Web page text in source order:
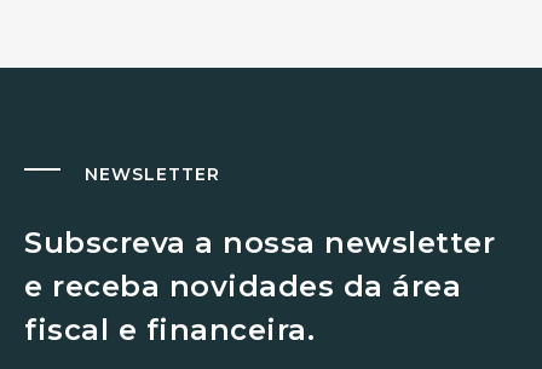
NEWSLETTER
Subscreva a nossa newsletter
e receba novidades da área
fiscal e financeira.